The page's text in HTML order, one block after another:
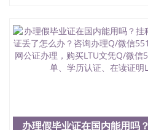
办理假毕业证在国内能用吗